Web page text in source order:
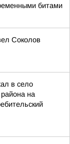
битами
Соколов
в село
на